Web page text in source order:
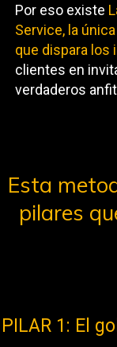
Por eso existe
Service, la
que dispara los
clientes en
verdaderos
Esta
pilares
PILAR 1: El